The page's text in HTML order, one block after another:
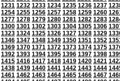
1231 1232 1233 1234 1235 1236 1237
1254 1255 1256 1257 1258 1259 1260
1277 1278 1279 1280 1281 1282 1283
1300 1301 1302 1303 1304 1305 1306
1323 1324 1325 1326 1327 1328 1329
1346 1347 1348 1349 1350 1351 1352
1369 1370 1371 1372 1373 1374 1375
1392 1393 1394 1395 1396 1397 1398
1415 1416 1417 1418 1419 1420 1421
1438 1439 1440 1441 1442 1443 1444
1461 1462 1463 1464 1465 1466 1467